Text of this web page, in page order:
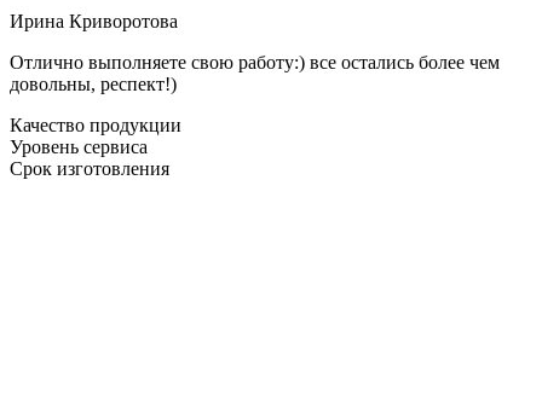
Ирина Криворотова
Отлично выполняете свою работу:) все остались более чем
довольны, респект!)
Качество продукции
Уровень сервиса
Срок изготовления